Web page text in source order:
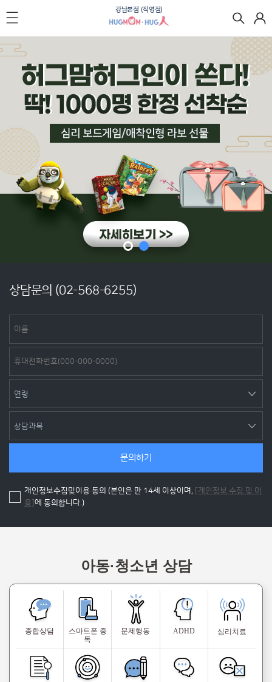
강남본점 (직영점)
상담문의 (02-568-6255)
문의하기
개인정보수집및이용 동의 (본인은 만 14세 이상이며,
[개인정보 수집 및 이
용] 에 동의합니다.)
아동·청소년 상담
종합상담
스마트폰 중
독
문제행동 ADHD 심리치료